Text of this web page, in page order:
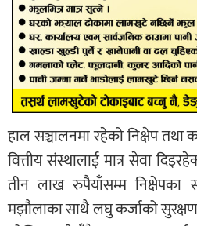
हाल सञ्चालनमा रहेको निक्षेप
वित्तीय संस्थालाई मात्र सेवा
तीन लाख रुपैयाँसम्म
मझौलाका साथै लघु कर्जाको